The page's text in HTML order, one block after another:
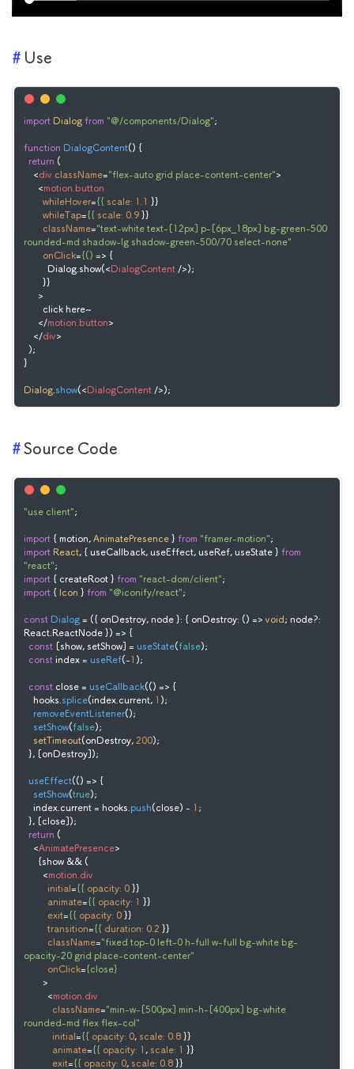
Use
import Dialog from "@/components/Dialog";
function DialogContent() {
return (
<div className="flex-auto grid place-content-center">
<motion.button
whileHover={{ scale: 1.1
}}
whileTap={{ scale: 0.9 }}
className="text-white text-[12px] p-[6px_18px] bg-green-500
rounded-md shadow-lg shadow-green-500/70 select-none"
onClick={() => {
          Dialog.show(
<DialogContent />);
</motion.button>
</div>
}
Dialog.show(<DialogContent />);
Source Code
"use client";
import { motion, AnimatePresence } from "framer-motion"
import React, { useCallback, useEffect, useRef, useState } from
"react"
import { createRoot } from "react-dom/client"
import { Icon } from "@iconify/react";
const Dialog = ({ onDestroy, node }: { onDestroy: () => void; node?:
React.ReactNode }) => {
const [show, setShow] = useState(false);
const index = useRef(- );
const close = useCallback(() => {
    hooks.
splice(index.current,
);
removeEventListener();
setShow(false);
setTimeout(onDestroy, 200);
useEffect(() => {
setShow(true);
    index.
current = hooks.push(close) -
;
return (
<AnimatePresence>
<motion.div
initial ={{ opacity: 0 }}
animate={{ opacity:
}}
exit={{ opacity: 0 }}
transition={{ duration: 0.2 }}
className="fixed top-0 left-0 h-full w-full bg-white bg-
opacity-20 grid place-content-center"
onClick={close}
        >
<motion.div
className="min-w-[500px] min-h-[400px] bg-white
rounded-md flex flex-col"
initial ={{ opacity: 0, scale: 0.8 }}
animate={{ opacity: , scale:
}}
exit={{ opacity: 0, scale: 0.8 }}